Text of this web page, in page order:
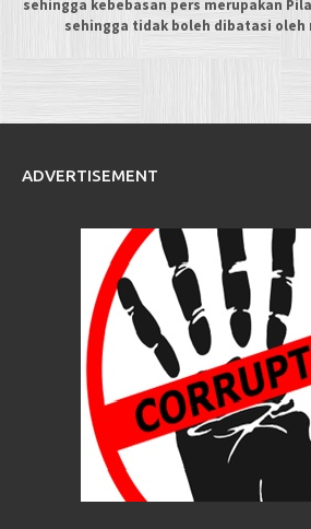
sehingga kebebasan pers merupakan
sehingga tidak boleh dibatasi oleh
ADVERTISEMENT